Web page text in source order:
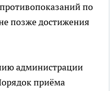
по
позже достижения
администрации
приёма